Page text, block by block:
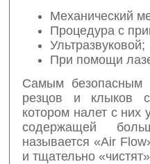
Механический
Процедура с
Ультразвуковой;
При помощи
Самым безопасным
резцов и клыков
котором налет с
содержащей
называется «Air
и тщательно